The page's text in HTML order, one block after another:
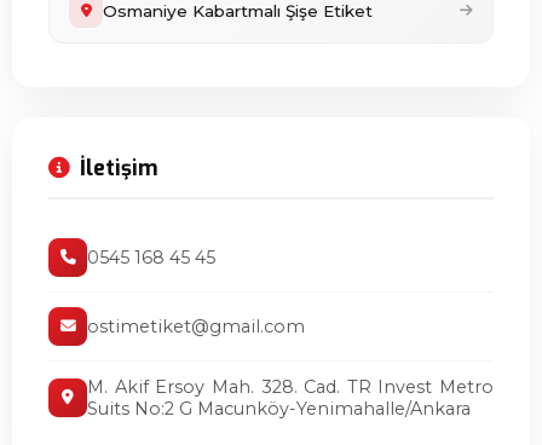
Osmaniye Kabartmalı Şişe Etiket
İletişim
0545 168 45 45
ostimetiket@gmail.com
M. Akif Ersoy Mah. 328. Cad. TR Invest Metro
Suits No:2 G Macunköy-Yenimahalle/Ankara